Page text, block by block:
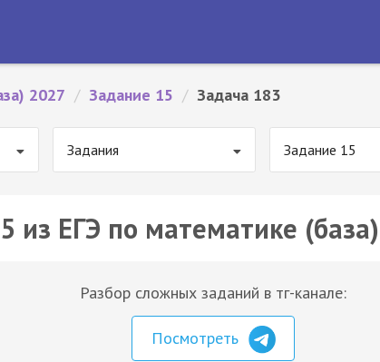
2027 / Задание 15 / Задача 183
Задания Задание 15
из ЕГЭ по математике
Разбор сложных заданий в тг-канале:
Посмотреть